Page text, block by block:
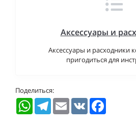
Аксессуары и
Аксессуары и расходники
пригодиться для
Поделиться:
WhatsAppTelegramEmail VK